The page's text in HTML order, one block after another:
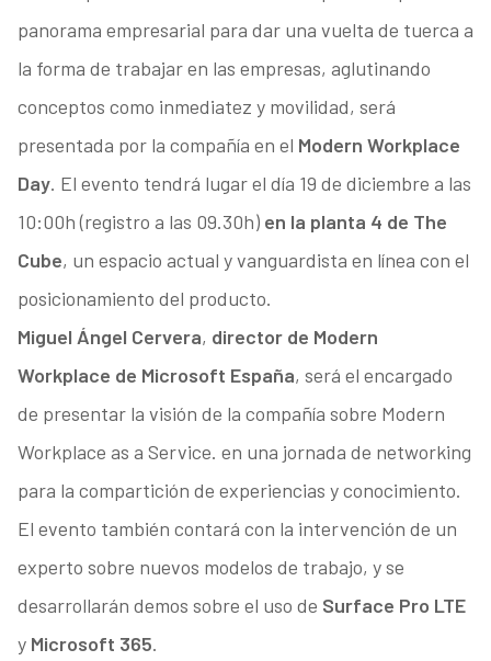
panorama empresarial para dar una vuelta de tuerca a
la forma de trabajar en las empresas, aglutinando
conceptos como inmediatez y movilidad, será
presentada por la compañía en el Modern Workplace
Day. El evento tendrá lugar el día 19 de diciembre a las
10:00h (registro a las 09.30h) en la planta 4 de The
Cube, un espacio actual y vanguardista en línea con el
posicionamiento del producto.
Miguel Ángel Cervera, director de Modern
Workplace de Microsoft España, será el encargado
de presentar la visión de la compañía sobre Modern
Workplace as a Service. en una jornada de networking
para la compartición de experiencias y conocimiento.
El evento también contará con la intervención de un
experto sobre nuevos modelos de trabajo, y se
desarrollarán demos sobre el uso de Surface Pro LTE
yMicrosoft 365.